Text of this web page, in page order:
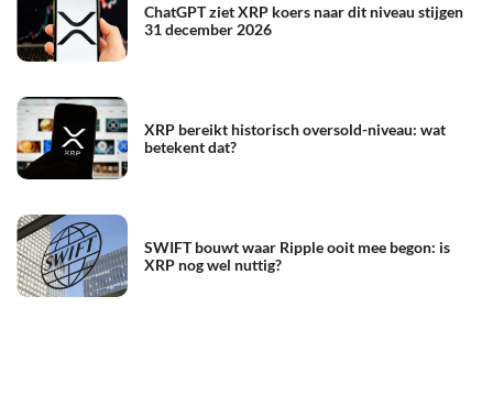
ChatGPT ziet XRP koers naar dit niveau stijgen
31 december 2026
XRP bereikt historisch oversold-niveau: wat
betekent dat?
SWIFT bouwt waar Ripple ooit mee begon: is
XRP nog wel nuttig?